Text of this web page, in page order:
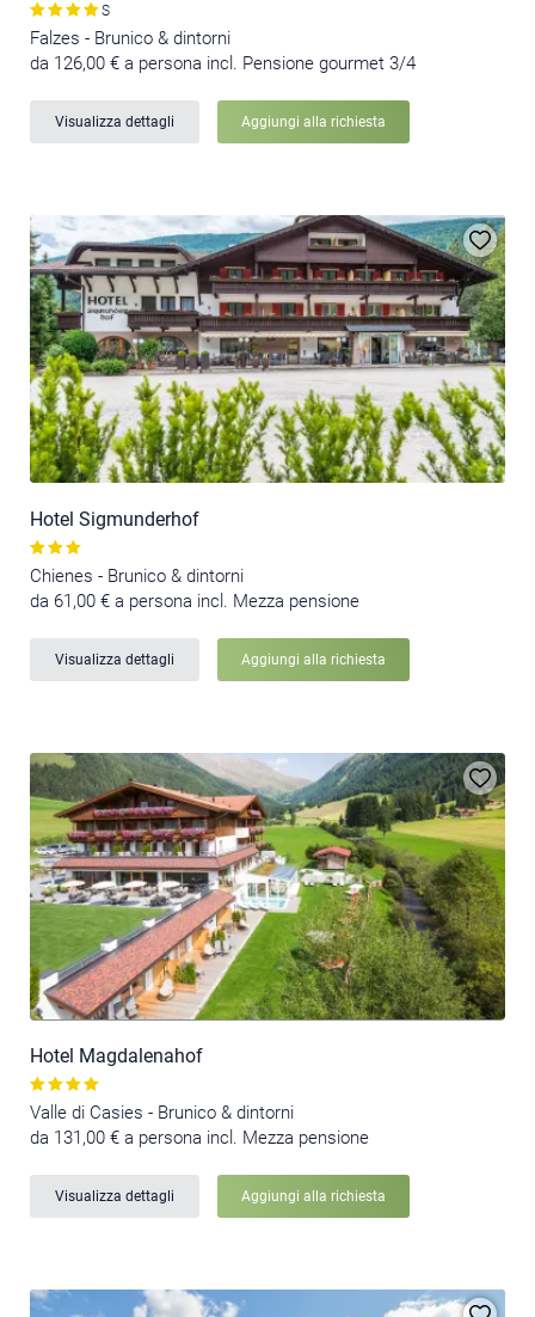
S
Falzes - Brunico & dintorni
da 126,00 € a persona incl. Pensione gourmet 3/4
Visualizza dettagli Aggiungi alla richiesta
Hotel Sigmunderhof
Chienes - Brunico & dintorni
da 61,00 € a persona incl. Mezza pensione
Visualizza dettagli Aggiungi alla richiesta
Hotel Magdalenahof
Valle di Casies - Brunico & dintorni
da 131,00 € a persona incl. Mezza pensione
Visualizza dettagli Aggiungi alla richiesta